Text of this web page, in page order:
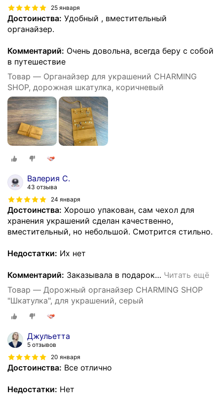
25 января
Достоинства: Удобный , вместительный
органайзер.
Комментарий: Очень довольна, всегда беру с собой
в путешествие
Товар — Органайзер для украшений CHARMING
SHOP, дорожная шкатулка, коричневый
Валерия С.
43 отзыва
24 января
Достоинства: Хорошо упакован, сам чехол для
хранения украшений сделан качественно,
вместительный, но небольшой. Смотрится стильно.
Недостатки: Их нет
Комментарий: Заказывала в подарок… Читать ещё
Товар — Дорожный органайзер CHARMING SHOP
"Шкатулка", для украшений, серый
Джульетта
5 отзывов
20 января
Достоинства: Все отлично
Недостатки: Нет